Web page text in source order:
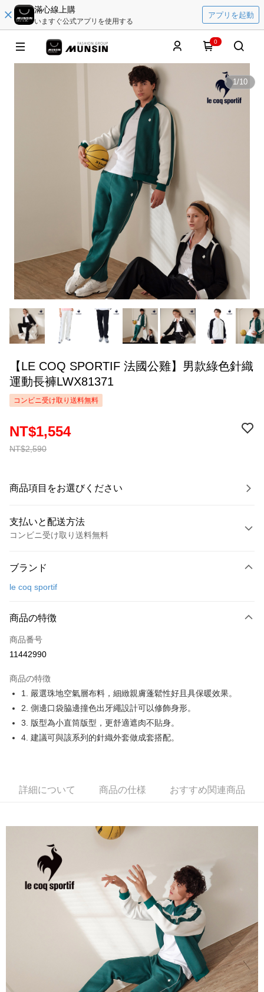
滿心線上購
いますぐ公式アプリを使用する
アプリを起動
0
1/10
【LE COQ SPORTIF 法國公雞】男款綠色針織
運動長褲LWX81371
コンビニ受け取り送料無料
NT$2,590
NT$1,554
商品項目をお選びください
支払いと配送方法
コンビニ受け取り送料無料
クレジットカード1回払い
LINE Pay
Apple Pay
Easy Wallet
OP Pay Later
説明
【OP Pay Later 使用説明】
1. 本サービスは台湾大哥大によって提供され、台湾大哥大のユーザーは追
いの回数や支払い期限を選択し、支払いを確認すると取引が完了します。
3. 実際の承認額、分割回数および費用については、後続の取引確認ページ
合、注文は自動的にキャンセルされます。「転専審査」に未通過の状況が
発生した場合は、システムの評価基準に達していないことを意味し、評価
内容についての説明はいたしかねます。
【支払い方法の説明】
1. 分割払いの金額は電信請求書に統合されず、「OP Pay Later」は毎月の
締め日後に支払いリマインダーのSMSを送信します。
2. SMSのリンクを通じて請求書を開いた後、「コンビニバーコード／台湾
大直営店舗／銀行振込／街口支払い／iPASS MONEY」などのチャネルで
1. 本サービスは「台湾大哥大株式会社」（以下「当社」といいます）によ
って提供され、ユーザーが取引時に本サービスを通じて商品やサービスを
購入できるようにし、店舗が売買／分割払い売買の債権を当社に譲渡した
AFTEE代金後払い
ウが表示されます。
4.ご注文が完了すると、携帯に支払い通知のSMSが届きます。アプリ会員
の場合は、AFTEE アプリプッシュ通知が届きます。
5.商品受け取り時のお支払いは不要です。商品を確かめてから、SMSまた
はアプリの通知に従って、4大コンビニ、またはATM/オンラインバンキン
グでお支払いください。
代金納付期限は最短で 14 日以内ですので、ご注意ください。AFTEE アプ
リをダウンロードして AFTEE 会員になるとお支払い期限を最長 45 日以内
お支払期限は、ショップが請求した期日と、AFTEEで延長できる日数をも
とに計算されます。AFTEEで注文すると、商品を受け取るまで支払い期限
を延長できますが、商品を期限内に受け取れない場合があります（例：予
約商品や商品到着日が比較的遅い商品）。そのため、商品到着の有無に関
わらず、AFTEEで指定された期限内にお支払いください。
全家取貨付款
付款後全家取貨
ブランド
le coq sportif
商品の特徴
商品番号
11442990
商品の特徴
1. 嚴選珠地空氣層布料，細緻親膚蓬鬆性好且具保暖效果。
2. 側邊口袋脇邊撞色出牙繩設計可以修飾身形。
3. 版型為小直筒版型，更舒適遮肉不貼身。
4. 建議可與該系列的針織外套做成套搭配。
詳細について 商品の仕様 おすすめ関連商品